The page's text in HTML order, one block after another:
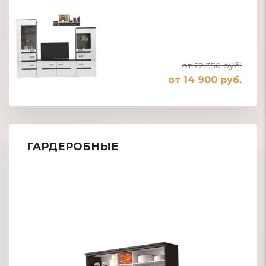
от 22 350 руб.
от 14 900 руб.
ГАРДЕРОБНЫЕ